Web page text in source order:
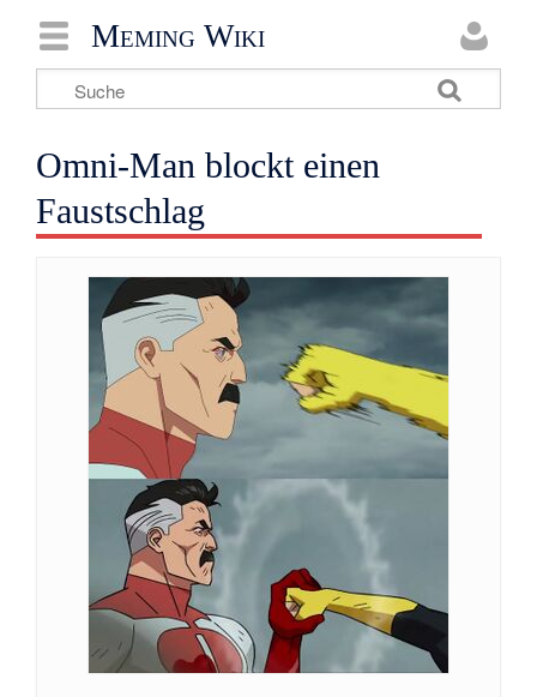
Meming Wiki
Omni-Man blockt einen
Faustschlag